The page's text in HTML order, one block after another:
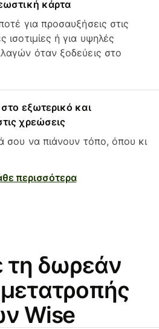
κάρτα
για προσαυξήσεις στις
ισοτιμίες ή για υψηλές
όταν ξοδεύεις στο
εξωτερικό και
χρεώσεις
σου να πιάνουν τόπο, όπου κι
περισσότερα
τη δωρεάν
Wise